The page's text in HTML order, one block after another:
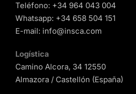
Teléfono: +34 964 043 004
Whatsapp: +34 658 504 151
E-mail: info@insca.com
Logística
Camino Alcora, 34 12550
Almazora / Castellón (España)